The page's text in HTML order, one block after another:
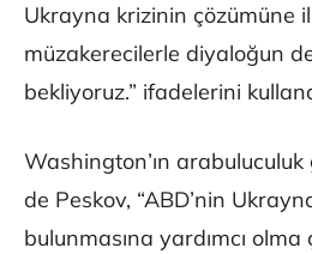
Ukrayna krizinin çözümüne
müzakerecilerle diyaloğun
bekliyoruz.” ifadelerini
Washington’ın
de Peskov, “ABD’nin
bulunmasına yardımcı olma